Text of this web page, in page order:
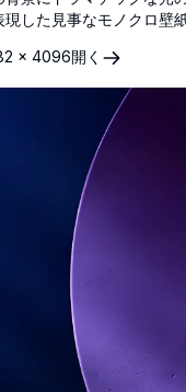
現した見事なモノクロ壁
れた幾何学的形状がプレ
します。モダンな芸術的
に最適な超高解像度背景
× 4096開く